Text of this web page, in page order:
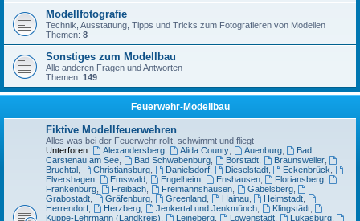
Modellfotografie
Technik, Ausstattung, Tipps und Tricks zum Fotografieren von Modellen
Themen: 8
Sonstiges zum Modellbau
Alle anderen Fragen und Antworten
Themen: 149
Feuerwehr-Modellbau
Fiktive Modellfeuerwehren
Alles was bei der Feuerwehr rollt, schwimmt und fliegt
Unterforen:
Alexandersberg, Alida County, Auenburg,
Bad
Carstenau am See
Bad Schwabenburg, Borstadt, Braunsweiler,
Bruchtal
Christiansburg, Danielsdorf, Dieselstadt, Eckenbrück
Elvershagen
Emswald, Engelheim, Enshausen, Floriansberg
Frankenburg
Freibach, Freimannshausen, Gabelsberg,
Grabostadt
Gräfenburg, Greenland, Hainau, Heimstadt
Herrendorf
Herzberg, Jenkertal und Jenkmünch, Klingstädt,
Kuppe-Lehrmann (Landkreis)
Leineberg, Löwenstadt, Lukasburg,